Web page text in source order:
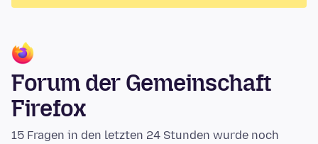
Forum der Gemeinschaft
Firefox
15 Fragen in den letzten 24 Stunden wurde noch